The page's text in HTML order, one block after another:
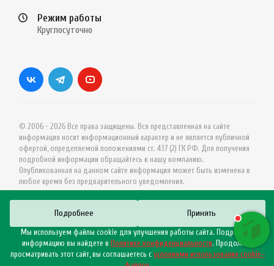
Режим работы
Круглосуточно
© 2006 - 2026 Все права защищены. Вся представленная на сайте
информация носит информационный характер и не является публичной
офертой, определяемой положениями ст. 437 (2) ГК РФ. Для получения
подробной информации обращайтесь в нашу компанию.
Опубликованная на данном сайте информация может быть изменена в
любое время без предварительного уведомления.
Подробнее Принять
Мы используем файлы cookie для улучшения работы сайта. Подробную
информацию вы найдете в Политике конфиденциальности. Продолжая
просматривать этот сайт, вы соглашаетесь с условиями использования cookie–